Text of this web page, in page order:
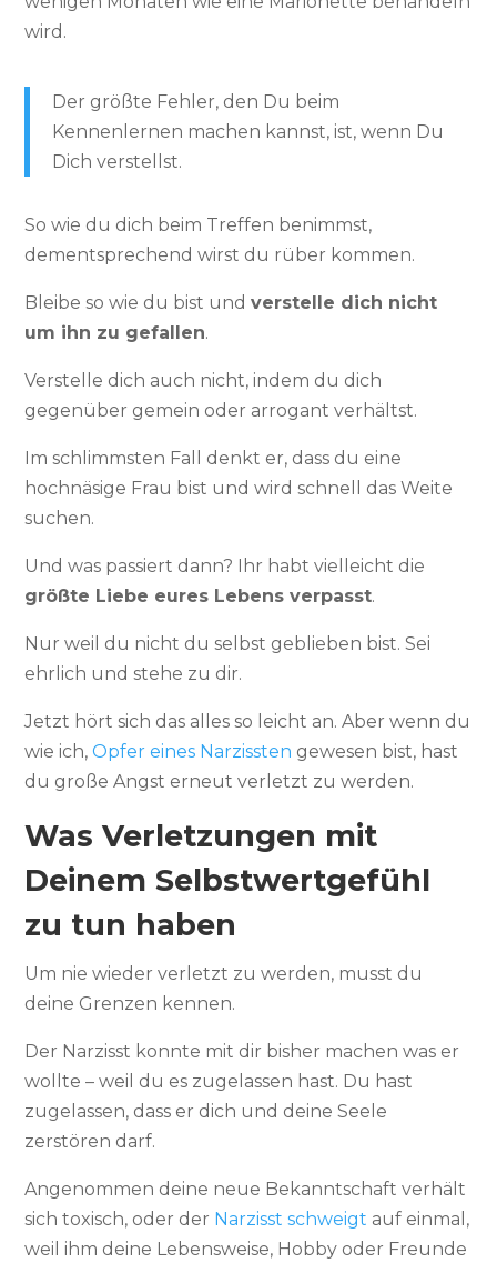
wird.
Der größte Fehler, den Du beim
Kennenlernen machen kannst, ist, wenn Du
Dich verstellst.
So wie du dich beim Treffen benimmst,
dementsprechend wirst du rüber kommen.
Bleibe so wie du bist undverstelle dich nicht
um ihn zu gefallen.
Verstelle dich auch nicht, indem du dich
gegenüber gemein oder arrogant verhältst.
Im schlimmsten Fall denkt er, dass du eine
hochnäsige Frau bist und wird schnell das Weite
suchen.
Und was passiert dann? Ihr habt vielleicht die
größte Liebe eures Lebens verpasst.
Nur weil du nicht du selbst geblieben bist. Sei
ehrlich und stehe zu dir.
Jetzt hört sich das alles so leicht an. Aber wenn du
wie ich,Opfer eines Narzissten gewesen bist, hast
du große Angst erneut verletzt zu werden.
Was Verletzungen mit
Deinem Selbstwertgefühl
zu tun haben
Um nie wieder verletzt zu werden, musst du
deine Grenzen kennen.
Der Narzisst konnte mit dir bisher machen was er
wollte – weil du es zugelassen hast. Du hast
zugelassen, dass er dich und deine Seele
zerstören darf.
Angenommen deine neue Bekanntschaft verhält
sich toxisch, oder der Narzisst schweigt auf einmal,
weil ihm deine Lebensweise, Hobby oder Freunde